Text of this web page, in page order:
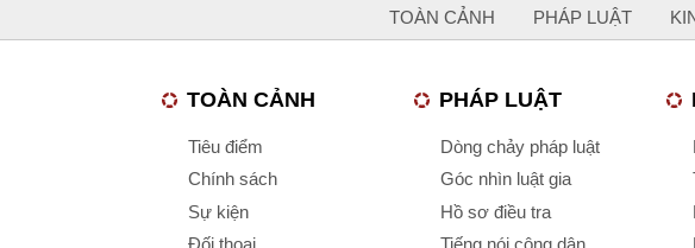
TOÀN CẢNH PHÁP LUẬT
TOÀN CẢNH
Tiêu điểm
Chính sách
Sự kiện
Đối thoại
PHÁP LUẬT
Dòng chảy pháp luật
Góc nhìn luật gia
Hồ sơ điều tra
Tiếng nói công dân